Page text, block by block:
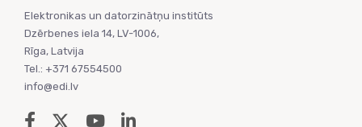
Elektronikas un datorzinātņu institūts
Dzērbenes iela 14, LV-1006,
Rīga, Latvija
Tel.: +371 67554500
info@edi.lv